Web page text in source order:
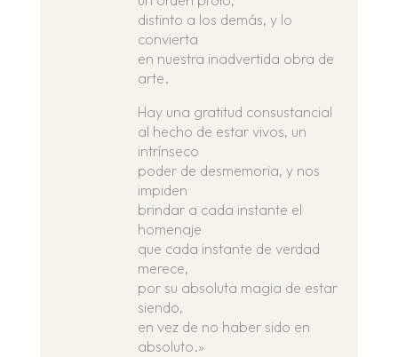
distinto a los demás, y lo
convierta
en nuestra inadvertida obra de
arte.
Hay una gratitud consustancial
al hecho de estar vivos, un
intrínseco
poder de desmemoria, y nos
impiden
brindar a cada instante el
homenaje
que cada instante de verdad
merece,
por su absoluta magia de estar
siendo,
en vez de no haber sido en
absoluto.»